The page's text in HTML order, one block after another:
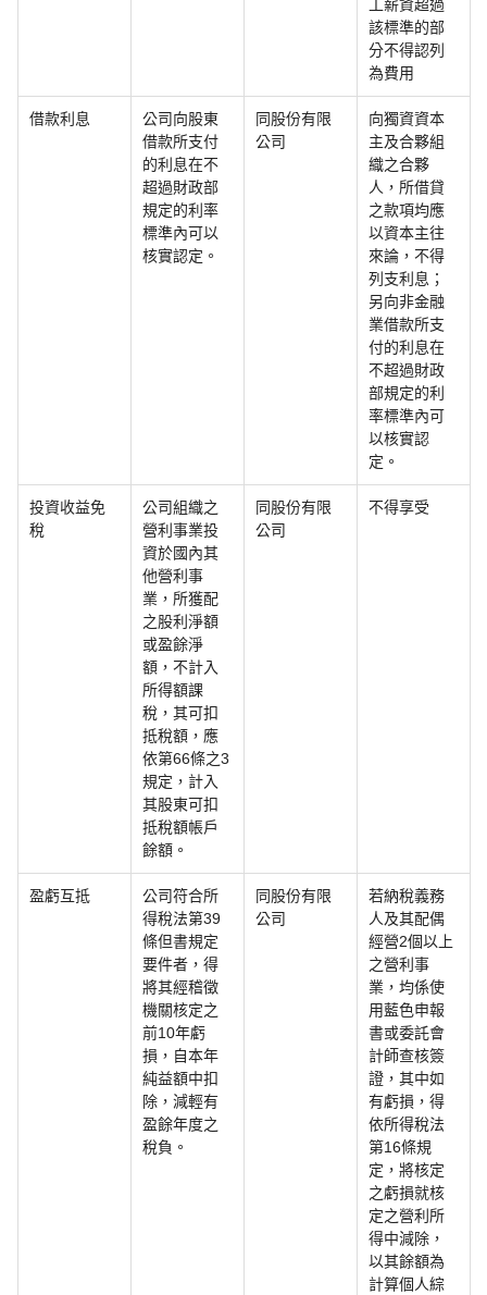
工薪資超過
該標準的部
分不得認列
為費用
借款利息
公司向股東
借款所支付
的利息在不
超過財政部
規定的利率
標準內可以
核實認定。
同股份有限
公司
向獨資資本
主及合夥組
織之合夥
人，所借貸
之款項均應
以資本主往
來論，不得
列支利息；
另向非金融
業借款所支
付的利息在
不超過財政
部規定的利
率標準內可
以核實認
定。
投資收益免
稅
公司組織之
營利事業投
資於國內其
他營利事
業，所獲配
之股利淨額
或盈餘淨
額，不計入
所得額課
稅，其可扣
抵稅額，應
依第66條之3
規定，計入
其股東可扣
抵稅額帳戶
餘額。
同股份有限
公司
不得享受
盈虧互抵
公司符合所
得稅法第39
條但書規定
要件者，得
將其經稽徵
機關核定之
前10年虧
損，自本年
純益額中扣
除，減輕有
盈餘年度之
稅負。
同股份有限
公司
若納稅義務
人及其配偶
經營2個以上
之營利事
業，均係使
用藍色申報
書或委託會
計師查核簽
證，其中如
有虧損，得
依所得稅法
第16條規
定，將核定
之虧損就核
定之營利所
得中減除，
以其餘額為
計算個人綜